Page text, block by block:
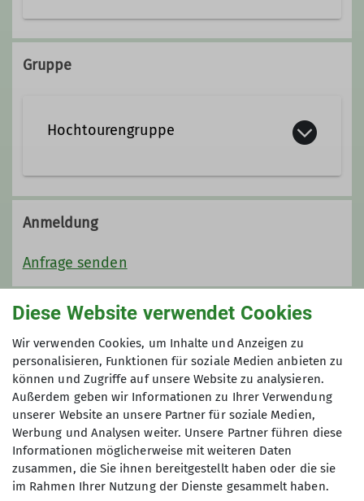
+49 391 40095407
Trainer*in C Bergwandern
Ämter
Gruppe
Hochtourengruppe
Unsere Gruppe ist innerhalb der
Sektion kein fest abgegrenzter
Personenkreis, sondern offen für alle,
die das Hochgebirge abseits von
Ortschaften, Straßen, Seilbahnen usw.
Interessenten an:
· alpinen Wanderungen mit fester
Übernachtungsmöglichkeit
· alpinen Wanderungen von Hütte
zu Hütte
· Skitouren
· Schneeschuhtouren
· Klettersteigtouren
Anmeldung
Anfrage senden
Anmeldung ab / bis
12.02.2026 / 28.02.2026
Maximale Teilnehmeranzahl
8
Diese Website verwendet Cookies
Wir verwenden Cookies, um Inhalte und Anzeigen zu
personalisieren, Funktionen für soziale Medien anbieten zu
können und Zugriffe auf unsere Website zu analysieren.
Außerdem geben wir Informationen zu Ihrer Verwendung
unserer Website an unsere Partner für soziale Medien,
Werbung und Analysen weiter. Unsere Partner führen diese
Informationen möglicherweise mit weiteren Daten
zusammen, die Sie ihnen bereitgestellt haben oder die sie
im Rahmen Ihrer Nutzung der Dienste gesammelt haben.